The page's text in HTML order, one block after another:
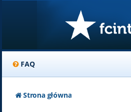
FAQ
Strona główna